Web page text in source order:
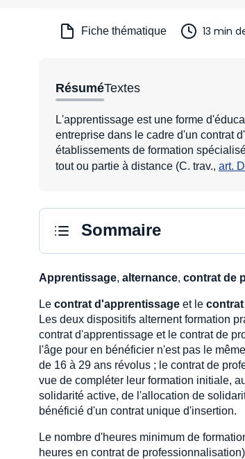
Fiche thématique 13 min
RésuméTextes
L'apprentissage est une forme
entreprise dans le cadre d'un contrat
établissements de formation
tout ou partie à distance (C. trav., art.
Sommaire
Apprentissage, alternance, contrat de
Le contrat d'apprentissage et le
Les deux dispositifs alternent formation
contrat d'apprentissage et le contrat de
l'âge pour en bénéficier n'est pas le
de 16 à 29 ans révolus ; le contrat de
vue de compléter leur formation initiale,
solidarité active, de l'allocation de
bénéficié d'un contrat unique d'insertion.
Le nombre d'heures minimum de
heures en contrat de